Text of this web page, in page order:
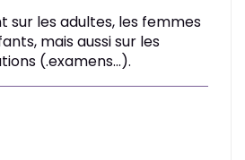
sur les adultes, les femmes
mais aussi sur les
(.examens...).